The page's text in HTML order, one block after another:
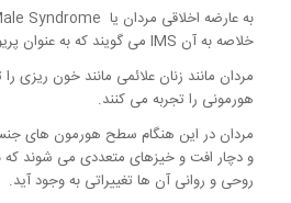
خلاصه به آن IMS می گویند که به عنوان پریود مردانه شناخته شده است.
مردان مانند زنان علائمی مانند خون ریزی
هورمونی را تجربه می کنند.
مردان در این هنگام سطح هورمون های
و دچار افت و خیزهای متعددی می شوند
روحی و روانی آن ها تغییراتی به وجود آید.